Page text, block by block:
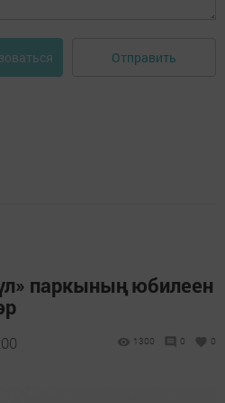
Отправить
паркының юбилеен
1300 0 0